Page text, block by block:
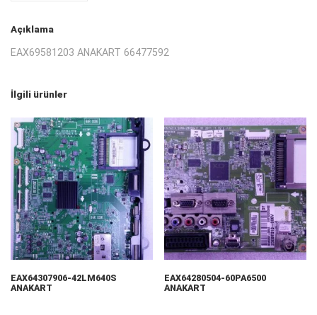
Açıklama
EAX69581203 ANAKART 66477592
İlgili ürünler
EAX64307906-42LM640S
ANAKART
EAX64280504-60PA6500
ANAKART